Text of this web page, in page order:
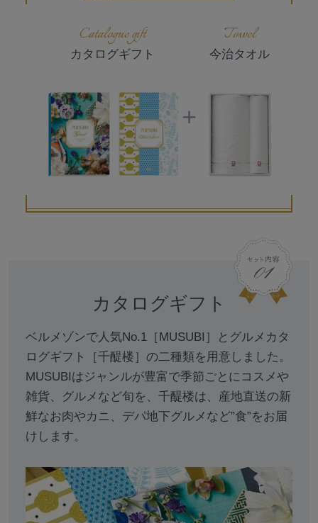
Catalogue gift
カタログギフト
Towel
今治タオル
カタログギフト
ベルメゾンで人気No.1［MUSUBI］とグルメカタ
ログギフト［千醍楼］の二種類を用意しました。
MUSUBIはジャンルが豊富で季節ごとにコスメや
雑貨、グルメなど旬を、千醍楼は、産地直送の新
鮮なお肉やカニ、デパ地下グルメなど”食”をお届
けします。